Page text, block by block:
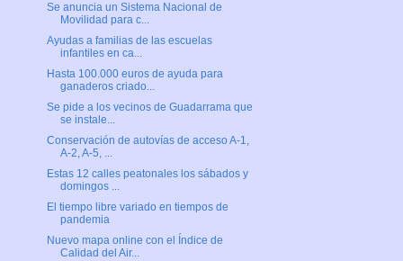
Se anuncia un Sistema Nacional de
Movilidad para c...
Ayudas a familias de las escuelas
infantiles en ca...
Hasta 100.000 euros de ayuda para
ganaderos criado...
Se pide a los vecinos de Guadarrama que
se instale...
Conservación de autovías de acceso A-1,
A-2, A-5, ...
Estas 12 calles peatonales los sábados y
domingos ...
El tiempo libre variado en tiempos de
pandemia
Nuevo mapa online con el Índice de
Calidad del Air...